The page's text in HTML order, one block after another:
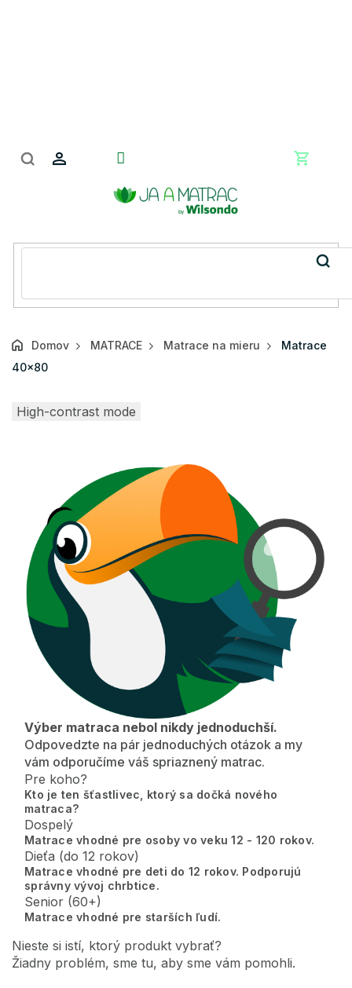
Domov MATRACE Matrace na mieru
Matrace
40x80
High-contrast mode
Výber matraca nebol nikdy jednoduchší.
Odpovedzte na pár jednoduchých otázok a my
vám odporučíme váš spriaznený matrac.
Pre koho?
Kto je ten šťastlivec, ktorý sa dočká nového
matraca?
Dospelý
Matrace vhodné pre osoby vo veku 12 - 120 rokov.
Dieťa (do 12 rokov)
Matrace vhodné pre deti do 12 rokov. Podporujú
správny vývoj chrbtice.
Senior (60+)
Matrace vhodné pre starších ľudí.
Nieste si istí, ktorý produkt vybrať?
Žiadny problém, sme tu, aby sme vám pomohli.